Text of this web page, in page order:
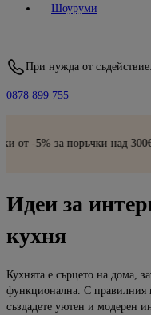
Шоуруми
При нужда от съдействие:
0878 899 755
лв) – СХЕМА ЗА
Идеи за
кухня
Кухнята е сърцето на дома,
функционална. С правилния
създадете уютен и модерен